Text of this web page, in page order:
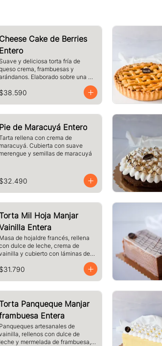
Cheese Cake de Berries
Entero
Suave y deliciosa torta fría de
crema, frambuesas y
Elaborado sobre una
base de galletas y decorado con
crocante de maní.
$38.590
Pie de Maracuyá Entero
rellena con crema de
maracuyá. Cubierta con suave
merengue y semillas de maracuyá
$32.490
Mil Hoja Manjar
Entera
Masa de hojaldre francés, rellena
dulce de leche, crema de
y cubierto con láminas de
$31.790
Panqueque Manjar
Entera
Panqueques artesanales de
rellenos con dulce de
leche y mermelada de frambuesa,